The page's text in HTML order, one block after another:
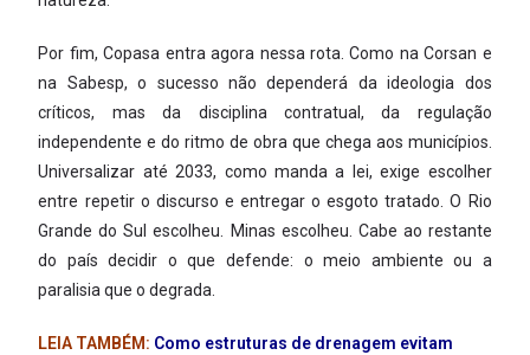
Por fim, Copasa entra agora nessa rota. Como na Corsan e
na Sabesp, o sucesso não dependerá da ideologia dos
críticos, mas da disciplina contratual, da regulação
independente e do ritmo de obra que chega aos municípios.
Universalizar até 2033, como manda a lei, exige escolher
entre repetir o discurso e entregar o esgoto tratado. O Rio
Grande do Sul escolheu. Minas escolheu. Cabe ao restante
do país decidir o que defende: o meio ambiente ou a
paralisia que o degrada.
LEIA TAMBÉM: Como estruturas de drenagem evitam